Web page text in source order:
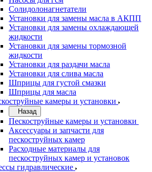
Солидолонагнетатели
Установки для замены масла в АКПП
Установки для замены охлаждающей
жидкости
Установки для замены тормозной
жидкости
Установки для раздачи масла
Установки для слива масла
Шприцы для густой смазки
Шприцы для масла
камеры и установки
Назад
Пескоструйные камеры и установки
Аксессуары и запчасти для
пескоструйных камер
Расходные материалы для
пескоструйных камер и установок
гидравлические